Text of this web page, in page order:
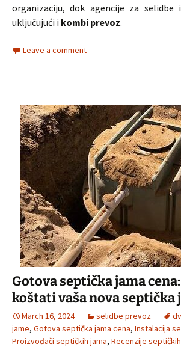
organizaciju, dok agencije za selidbe
uključujući i kombi prevoz.
Leave a comment
Gotova septička jama
koštati vaša nova septička
March 16, 2024 selidbe prevoz
jame, Gotova septička jama cena, Instalacija
Proizvođači septičkih jama, Recenzije